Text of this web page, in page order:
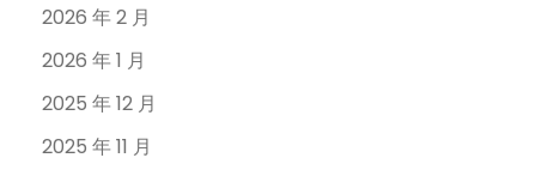
2026 年 2 月
2026 年 1 月
2025 年 12 月
2025 年 11 月